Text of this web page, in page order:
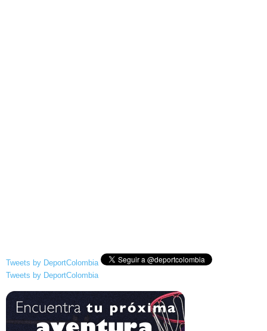
Tweets by DeportColombia
Tweets by DeportColombia